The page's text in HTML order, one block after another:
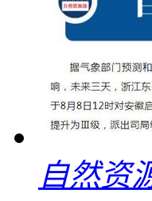
自然资